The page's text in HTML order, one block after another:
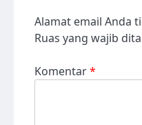
Alamat email Anda
Ruas yang wajib
Komentar*